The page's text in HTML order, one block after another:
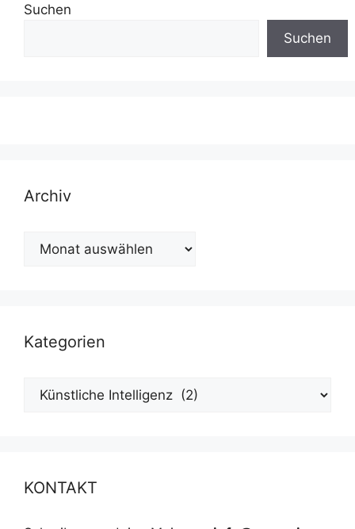
Suchen
Suchen
Archiv
Archiv
Kategorien
Kategorien
KONTAKT